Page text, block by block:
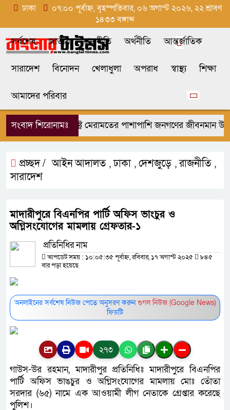
ঢাকা
০৭:০০ পূর্বাহ্ন, বৃহস্পতিবার, ০৬ অগাস্ট ২০২৬, ২২ শ্রাবণ
১৪৩৩ বঙ্গাব্দ
সর্বশেষ জাতীয় রাজনীতি অর্থনীতি আন্তর্জাতিক
সারাদেশ বিনোদন খেলাধুলা অপরাধ স্বাস্থ্য শিক্ষা
আমাদের পরিবার
সংবাদ শিরোনামঃরাষ্ট্র মেরামতের পাশাপাশি জনগণের জীবনমান
প্রচ্ছদ / আইন আদালত ,ঢাকা , দেশজুড়ে ,রাজনীতি ,
সারাদেশ
মাদারীপুরে বিএনপির পার্টি অফিস ভাংচুর ও
অগ্নিসংযোগের মামলায় গ্রেফতার-১
প্রতিনিধির নাম
আপডেট সময় : ১০:০৫:৩৫ পূর্বাহ্ন, রবিবার, ১৭ অগাস্ট ২০২৫
৮৪৫
বার পড়া হয়েছে
অনলাইনের সর্বশেষ নিউজ পেতে অনুসরণ করুনগুগল নিউজ (Google News)
ফিডটি
২৭৩
গাউস-উর রহমান, মাদারীপুর প্রতিনিধিঃ মাদারীপুরে বিএনপির
পার্টি অফিস ভাঙচুর ও অগ্নিসংযোগের মামলায় মোঃ তোঁতা
সরদার (৬৫) নামে এক আওয়ামী লীগ নেতাকে গ্রেপ্তার করেছে
পুলিশ।